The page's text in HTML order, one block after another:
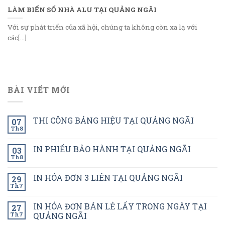
LÀM BIỂN SỐ NHÀ ALU TẠI QUẢNG NGÃI
Với sự phát triển của xã hội, chúng ta không còn xa lạ với
các[...]
BÀI VIẾT MỚI
07
Th8
THI CÔNG BẢNG HIỆU TẠI QUẢNG NGÃI
03
Th8
IN PHIẾU BẢO HÀNH TẠI QUẢNG NGÃI
29
Th7
IN HÓA ĐƠN 3 LIÊN TẠI QUẢNG NGÃI
27
Th7
IN HÓA ĐƠN BÁN LẺ LẤY TRONG NGÀY TẠI
QUẢNG NGÃI